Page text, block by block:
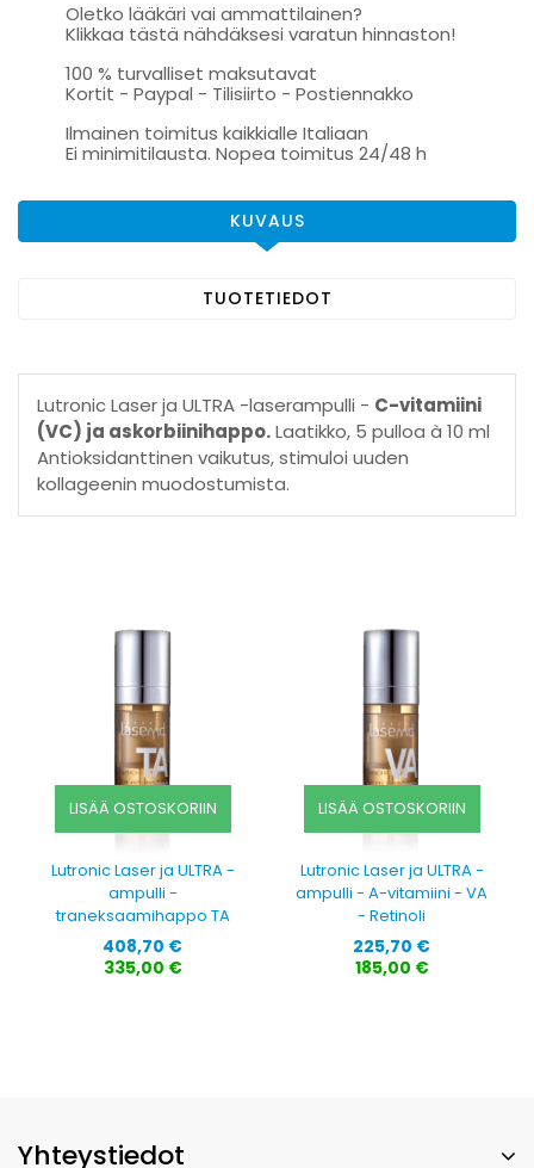
Oletko lääkäri vai ammattilainen?
Klikkaa tästä nähdäksesi varatun hinnaston!
100 % turvalliset maksutavat
Kortit - Paypal - Tilisiirto - Postiennakko
Ilmainen toimitus kaikkialle Italiaan
Ei minimitilausta. Nopea toimitus 24/48 h
KUVAUS
TUOTETIEDOT
Lutronic Laser ja ULTRA -laserampulli - C-vitamiini
(VC) ja askorbiinihappo.Laatikko, 5 pulloa à 10 ml
Antioksidanttinen vaikutus, stimuloi uuden
kollageenin muodostumista.
LISÄÄ OSTOSKORIIN
Lutronic Laser ja ULTRA -
ampulli -
traneksaamihappo TA
Hinta
408,70 €
335,00 €
LISÄÄ OSTOSKORIIN
Lutronic Laser ja ULTRA -
ampulli - A-vitamiini - VA
- Retinoli
Hinta
225,70 €
185,00 €
Yhteystiedot